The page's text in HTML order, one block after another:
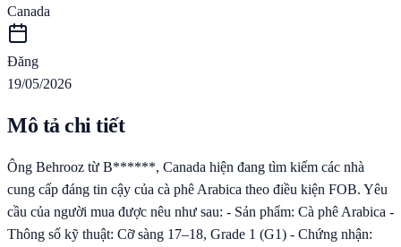
Canada
Đăng
19/05/2026
Mô tả chi tiết
Ông Behrooz từ B******, Canada hiện đang tìm kiếm các nhà
cung cấp đáng tin cậy của cà phê Arabica theo điều kiện FOB. Yêu
cầu của người mua được nêu như sau: - Sản phẩm: Cà phê Arabica -
Thông số kỹ thuật: Cỡ sàng 17–18, Grade 1 (G1) - Chứng nhận: